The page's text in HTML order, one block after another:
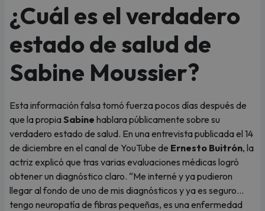
¿Cuál es el verdadero
estado de salud de
Sabine Moussier?
Esta información falsa tomó fuerza pocos días después de
que la propiaSabine hablara públicamente sobre su
verdadero estado de salud. En una entrevista publicada el 14
de diciembre en el canal de YouTube de Ernesto Buitrón, la
actriz explicó que tras varias evaluaciones médicas logró
obtener un diagnóstico claro. “Me interné y ya pudieron
llegar al fondo de uno de mis diagnósticos y ya es seguro…
tengo neuropatía de fibras pequeñas, es una enfermedad